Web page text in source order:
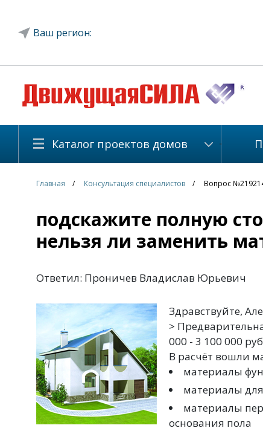
Ваш регион:
Каталог проектов домов
Главная Консультация специалистов Вопрос
подскажите полную
нельзя ли заменить
Ответил: Проничев Владислав Юрьевич
Здравствуйте,
>
000 - 3 100 000
В расчёт вошли
материалы
материалы
материалы
основания пола